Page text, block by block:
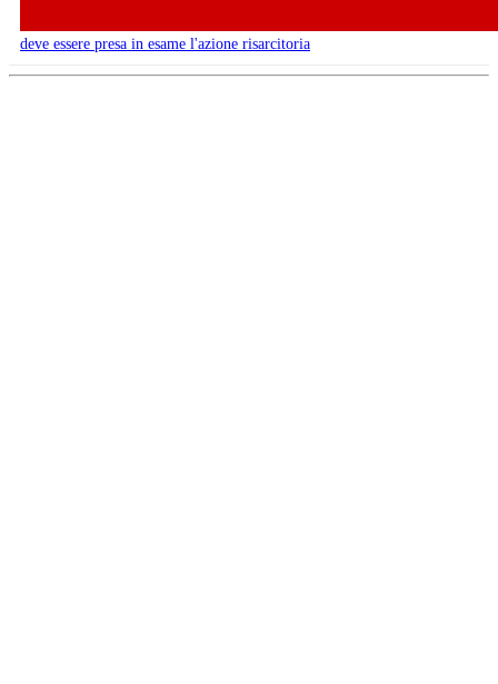
deve essere presa in esame l'azione risarcitoria